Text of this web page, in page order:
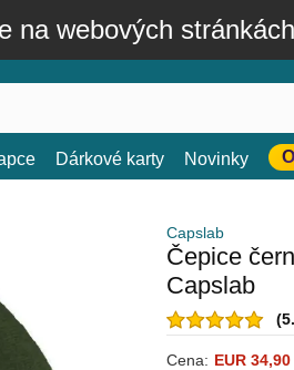
na webových
Dárkové karty Novinky
Capslab
Čepice
Capslab
Cena: EUR 34,90